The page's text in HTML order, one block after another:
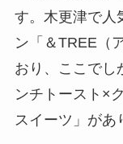
す。木更津で人
ン「＆TREE（
おり、ここでし
ンチトースト×
スイーツ」があ